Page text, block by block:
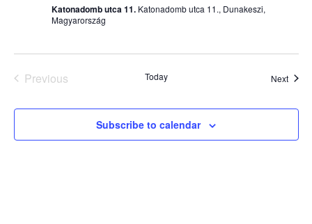
Katonadomb utca 11. Katonadomb utca 11., Dunakeszi,
Magyarország
Previous
Today Next
Subscribe to calendar